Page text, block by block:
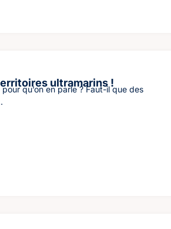
ultramarins !
qu’on en parle ? Faut-il que des